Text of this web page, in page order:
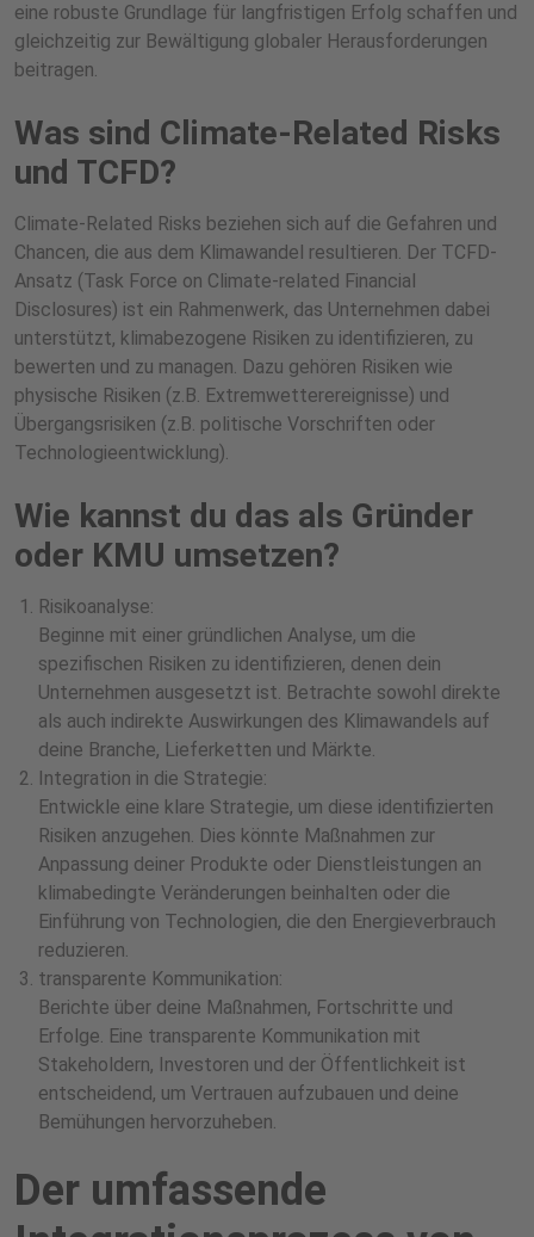
eine robuste Grundlage für langfristigen Erfolg schaffen und
gleichzeitig zur Bewältigung globaler Herausforderungen
beitragen.
Was sind Climate-Related Risks
und TCFD?
Climate-Related Risks beziehen sich auf die Gefahren und
Chancen, die aus dem Klimawandel resultieren. Der TCFD-
Ansatz (Task Force on Climate-related Financial
Disclosures) ist ein Rahmenwerk, das Unternehmen dabei
unterstützt, klimabezogene Risiken zu identifizieren, zu
bewerten und zu managen. Dazu gehören Risiken wie
physische Risiken (z.B. Extremwetterereignisse) und
Übergangsrisiken (z.B. politische Vorschriften oder
Technologieentwicklung).
Wie kannst du das als Gründer
oder KMU umsetzen?
Risikoanalyse:
Beginne mit einer gründlichen Analyse, um die
spezifischen Risiken zu identifizieren, denen dein
Unternehmen ausgesetzt ist. Betrachte sowohl direkte
als auch indirekte Auswirkungen des Klimawandels auf
deine Branche, Lieferketten und Märkte.
Integration in die Strategie:
Entwickle eine klare Strategie, um diese identifizierten
Risiken anzugehen. Dies könnte Maßnahmen zur
Anpassung deiner Produkte oder Dienstleistungen an
klimabedingte Veränderungen beinhalten oder die
Einführung von Technologien, die den Energieverbrauch
reduzieren.
transparente Kommunikation:
Berichte über deine Maßnahmen, Fortschritte und
Erfolge. Eine transparente Kommunikation mit
Stakeholdern, Investoren und der Öffentlichkeit ist
entscheidend, um Vertrauen aufzubauen und deine
Bemühungen hervorzuheben.
Der umfassende